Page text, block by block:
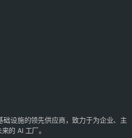
础设施的领先供应商，致力于为企业、主
的 AI 工厂。